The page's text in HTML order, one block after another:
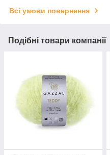
Всі умови повернення
Подібні товари компанії